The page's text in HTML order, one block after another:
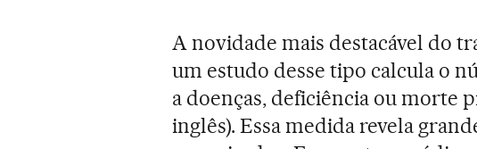
A novidade mais destacável do
um estudo desse tipo calcula o
a doenças, deficiência ou morte
inglês). Essa medida revela